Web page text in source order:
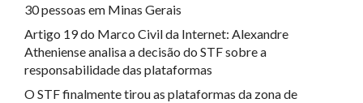
30 pessoas em Minas Gerais
Artigo 19 do Marco Civil da Internet: Alexandre
Atheniense analisa a decisão do STF sobre a
responsabilidade das plataformas
O STF finalmente tirou as plataformas da zona de